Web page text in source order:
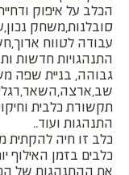
הכלב על איפוק
סובלנות,משחק
עבודה לטווח
התנהגויות חדשות
גבוהה, בניית שפה
שב,ארצה,השאר,רגלי,
תקשורת כלבית
התנהגות ועוד..
כלב זו חיה להקתית
כלבים בזמן האילוף
את ההתנהגות של